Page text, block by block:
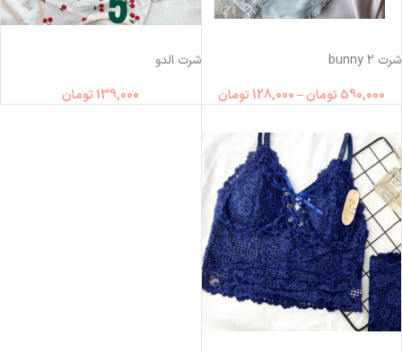
شرت bunny 2
590,000 تومان–
128,000 تومان
شرت الدو
139,000 تومان